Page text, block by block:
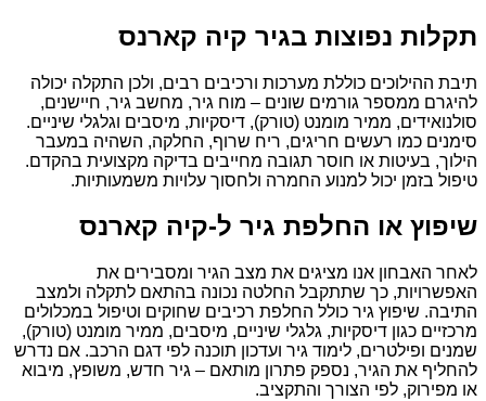
תקלות נפוצות בגיר קיה קארנס
תיבת ההילוכים כוללת מערכות ורכיבים רבים, ולכן התקלה יכולה
להיגרם ממספר גורמים שונים – מוח גיר, מחשב גיר, חיישנים,
סולנואידים, ממיר מומנט (טורק), דיסקיות, מיסבים וגלגלי שיניים.
סימנים כמו רעשים חריגים, ריח שרוף, החלקה, השהיה במעבר
הילוך, בעיטות או חוסר תגובה מחייבים בדיקה מקצועית בהקדם.
טיפול בזמן יכול למנוע החמרה ולחסוך עלויות משמעותיות.
שיפוץ או החלפת גיר ל-קיה קארנס
לאחר האבחון אנו מציגים את מצב הגיר ומסבירים את
האפשרויות, כך שתתקבל החלטה נכונה בהתאם לתקלה ולמצב
התיבה. שיפוץ גיר כולל החלפת רכיבים שחוקים וטיפול במכלולים
מרכזיים כגון דיסקיות, גלגלי שיניים, מיסבים, ממיר מומנט (טורק),
שמנים ופילטרים, לימוד גיר ועדכון תוכנה לפי דגם הרכב. אם נדרש
להחליף את הגיר, נספק פתרון מותאם – גיר חדש, משופץ, מיבוא
או מפירוק, לפי הצורך והתקציב.